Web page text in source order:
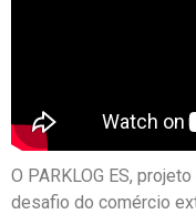
O PARKLOG ES,
desafio do comércio